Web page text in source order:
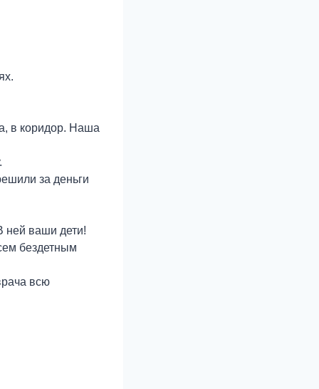
в коридор. Наша
за деньги
ней ваши дети!
бездетным
всю